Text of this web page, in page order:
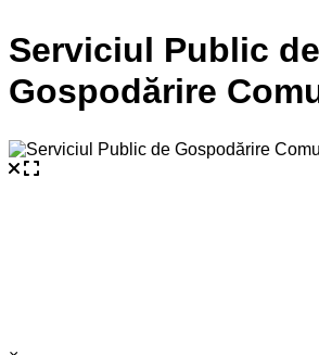
Serviciul Public de
Gospodărire